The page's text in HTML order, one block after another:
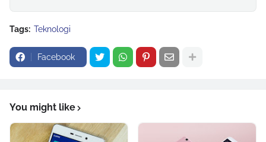
Tags: Teknologi
Facebook
You might like